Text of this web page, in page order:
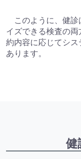
このように、健診
イズできる検査の
約内容に応じてシ
あります。
健